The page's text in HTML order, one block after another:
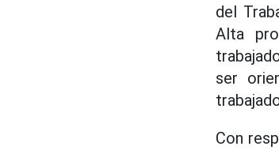
del
Alta
ser
Con